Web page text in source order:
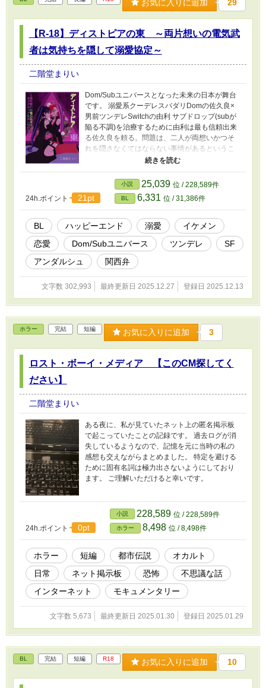
お気に入りに追加 29
【R-18】ディストピアの東 ～両片想いの電気武
者は気持ちを隠して溺愛協定～
二階堂まりい
Dom/Subユニバースとなった未来の日本が舞台
です。 溺愛系クーデレスパダリDomの佐久良×
男前ツンデレSwitchの由利 サブドロップ(subが
陥る不調)を治療するために由利は最も信頼出来
る佐久良を頼る。問題は、二人が両想いかつそ
れを隠さなくてはならない事情があるというこ
とで……。 R-18、甘めのSM要素あり。 絡みが
ある話数には※印を付けています。 途中ちょっ
と重いですが、超ハピエン。 「ネオ南都。それ
はバッドエンドを迎えたサイバーパンクの成れ
の果て」 感想、誤字報告などお気軽にお寄せく
ださい。推しキャラの名前叫んでいくだけでも
大歓迎！ 他にもBLをはじめとした様々な小説を
書いていますので、そちらもどうぞ！
24h.ポイント 21pt
小説 25,039 位 / 228,589件
BL 6,331 位 / 31,386件
BL ハッピーエンド 溺愛
イケメン
恋愛
Dom/Subユニバース ツンデレ
SF
アンダルシュ
関西弁
文字数 302,993 最終更新日 2025.12.27 登録日 2025.12.13
ホラー 完結 短編 お気に入りに追加 3
ロスト・ボーイ・メディア 【このCM探してく
ださい】
二階堂まりい
ある夜に、私が見ていたネット上の匿名掲示板
で起こっていたことの記録です。 過去ログが消
失しているようなので、記憶を元に当時の私の
感想も交えながらまとめました。 特定を避ける
ために固有名詞は極力出さないようにしており
ます。 ご理解いただけると幸いです。
24h.ポイント 0pt
小説 228,589 位 / 228,589件
ホラー 8,498 位 / 8,498件
ホラー 短編 都市伝説
オカルト
日常
ネット掲示板 恐怖
不思議な話
インターネット
モキュメンタリー
文字数 5,673 最終更新日 2025.01.30 登録日 2025.01.29
BL 完結 短編 R18 お気に入りに追加 10